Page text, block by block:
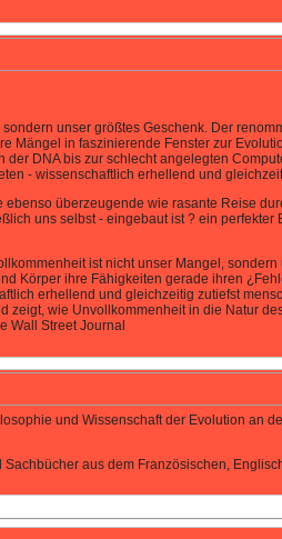
unser größtes Geschenk. Der
Mängel in faszinierende Fenster zur
DNA bis zur schlecht angelegten
- wissenschaftlich erhellend und
ebenso überzeugende wie rasante Reise
uns selbst - eingebaut ist ? ein
ist nicht unser Mangel,
Körper ihre Fähigkeiten gerade ihren
erhellend und gleichzeitig zutiefst
zeigt, wie Unvollkommenheit in die Natur
Wall Street Journal
und Wissenschaft der Evolution an
aus dem Französischen,